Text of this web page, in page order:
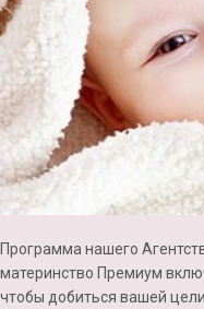
Программа нашего
материнство Премиум
чтобы добиться вашей